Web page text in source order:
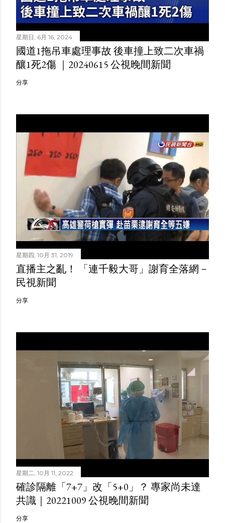
星期日, 6月 16, 2024
國道1拖吊車處理事故 後車撞上致二次車禍
釀1死2傷 ｜20240615 公視晚間新聞
分享
星期四, 10月 31, 2019
直播主之亂！ 「連千毅大哥」謝育全落網－
民視新聞
分享
星期二, 10月 11, 2022
確診隔離「7+7」改「5+0」？ 專家尚未達
共識｜20221009 公視晚間新聞
分享